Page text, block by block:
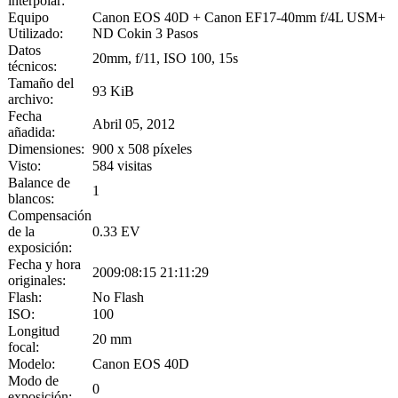
Equipo
Utilizado:
Canon EOS 40D + Canon EF17-40mm f/4L USM+
ND Cokin 3 Pasos
Datos
técnicos:
20mm, f/11, ISO 100, 15s
Tamaño del
archivo:
93 KiB
Fecha
añadida:
Abril 05, 2012
Dimensiones: 900 x 508 píxeles
Visto:
584 visitas
Balance de
blancos:
1
Compensación
de la
exposición:
0.33 EV
Fecha y hora
originales:
2009:08:15 21:11:29
Flash:
No Flash
ISO:
100
Longitud
focal:
20 mm
Modelo:
Canon EOS 40D
Modo de
0